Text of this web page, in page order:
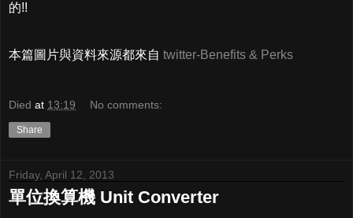
的!!
本篇圖片與資料來源都來自 twitter-Benefits & Perks
Died at 13:19 No comments:
Share
Friday, April 12, 2013
單位換算機 Unit Converter